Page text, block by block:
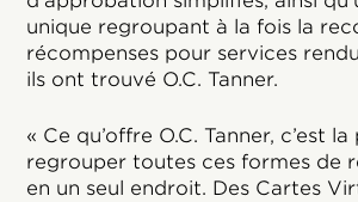
unique regroupant à la fois la
récompenses pour services
ils ont trouvé O.C. Tanner.
« Ce qu’offre O.C. Tanner, c’est
regrouper toutes ces formes de
en un seul endroit. Des Cartes